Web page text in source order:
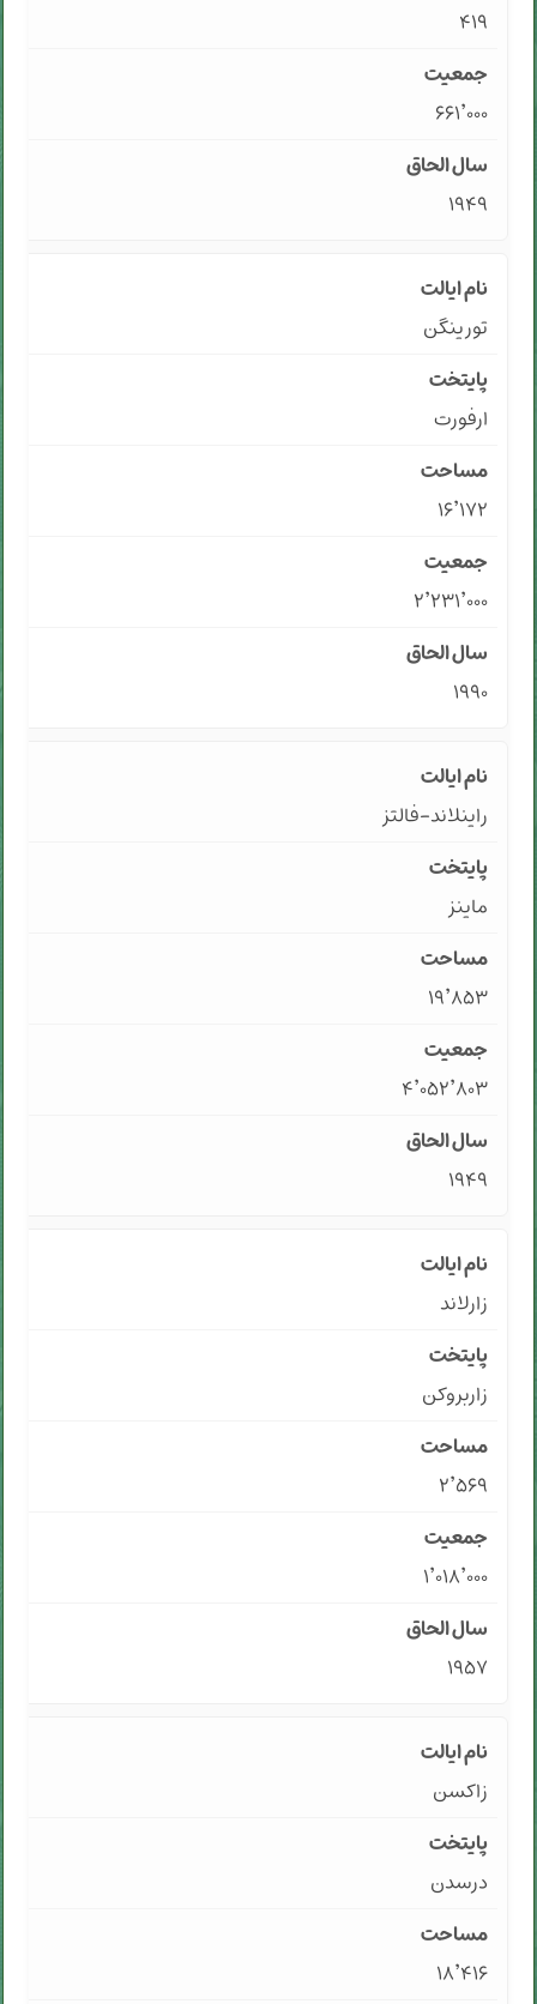
۴۱۹
۶۶۱٬۰۰۰
۱۹۴۹
تورینگن
ارفورت
۱۶٬۱۷۲
۲٬۲۳۱٬۰۰۰
۱۹۹۰
راینلاند-فالتز
ماینز
۱۹٬۸۵۳
۴٬۰۵۲٬۸۰۳
۱۹۴۹
زارلاند
زاربروکن
۲٬۵۶۹
۱٬۰۱۸٬۰۰۰
۱۹۵۷
زاکسن
درسدن
۱۸٬۴۱۶